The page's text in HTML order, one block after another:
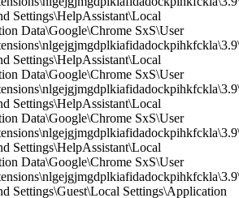
Settings\HelpAssistant\Local
Data\Google\Chrome SxS\User
Settings\HelpAssistant\Local
Data\Google\Chrome SxS\User
Settings\HelpAssistant\Local
Data\Google\Chrome SxS\User
Settings\HelpAssistant\Local
Data\Google\Chrome SxS\User
Settings\Guest\Local Settings\Application